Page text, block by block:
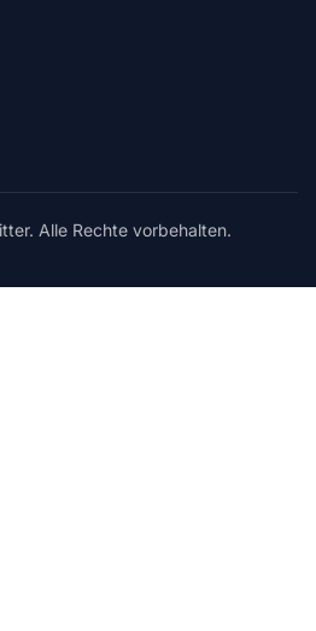
Alle Rechte vorbehalten.